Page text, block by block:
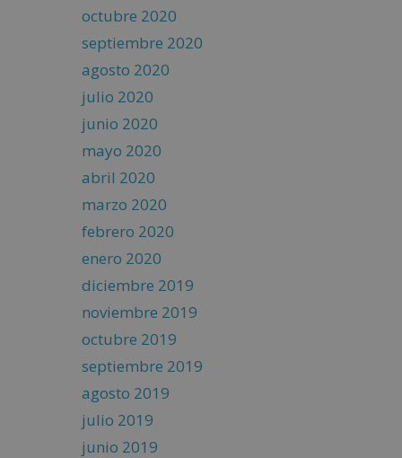
octubre 2020
septiembre 2020
agosto 2020
julio 2020
junio 2020
mayo 2020
abril 2020
marzo 2020
febrero 2020
enero 2020
diciembre 2019
noviembre 2019
octubre 2019
septiembre 2019
agosto 2019
julio 2019
junio 2019